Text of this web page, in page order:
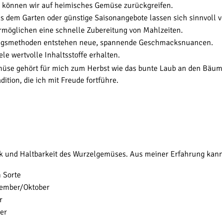
wir auf heimisches Gemüse zurückgreifen.
dem Garten oder günstige Saisonangebote lassen sich sinnvoll
eine schnelle Zubereitung von Mahlzeiten.
entstehen neue, spannende Geschmacksnuancen.
wertvolle Inhaltsstoffe erhalten.
gehört für mich zum Herbst wie das bunte Laub an den
die ich mit Freude fortführe.
Haltbarkeit des Wurzelgemüses. Aus meiner Erfahrung
Sorte
Oktober